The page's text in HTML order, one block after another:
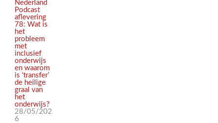
Nederland
Podcast
aflevering
78: Wat is
het
probleem
met
inclusief
onderwijs
en waarom
is ‘transfer’
de heilige
graal van
het
onderwijs?
28/05/202
6